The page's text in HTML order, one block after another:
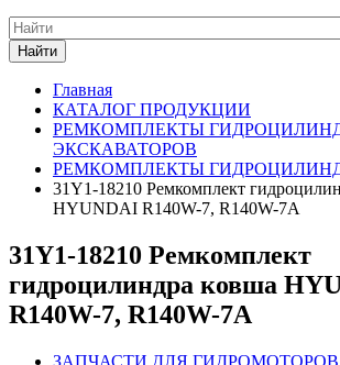
Найти
Главная
КАТАЛОГ ПРОДУКЦИИ
РЕМКОМПЛЕКТЫ
ЭКСКАВАТОРОВ
РЕМКОМПЛЕКТЫ
31Y1-18210 Ремкомплект
HYUNDAI R140W-7, R140W-7A
31Y1-18210 Ремкомплект
гидроцилиндра ковша
R140W-7, R140W-7A
ЗАПЧАСТИ ДЛЯ